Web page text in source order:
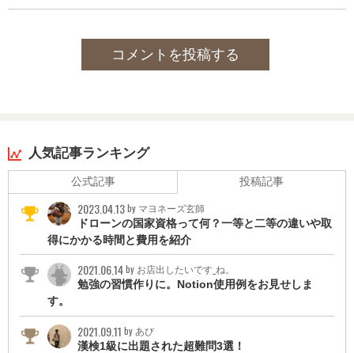
コメントを投稿する
人気記事ランキング
公式記事 投稿記事
2023.04.13by マヨネーズ玄師
ドローンの国家資格って何？一等と二等の違いや取
得にかかる時間と費用を紹介
2021.06.14by お店出したいです_ね。
勉強の習慣作りに。Notion使用例をお見せしま
す。
2021.09.11 by あび
漢検1級に出題された超難問3選！